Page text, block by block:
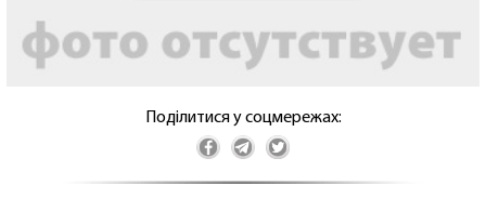
Поділитися у соцмережах: